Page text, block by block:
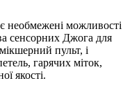
необмежені можливості
сенсорних Джога для
пульт, і
гарячих міток,
якості.